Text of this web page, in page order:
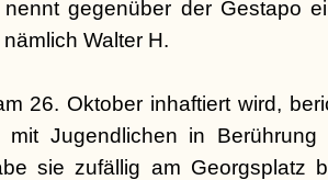
gegenüber der Gestapo
Walter H.
26. Oktober inhaftiert wird,
mit Jugendlichen in
sie zufällig am Georgsplatz